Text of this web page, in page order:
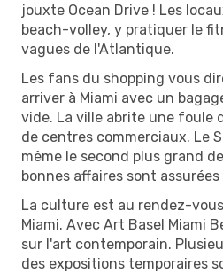
jouxte Ocean Drive ! Les
beach-volley, y pratiquer le
vagues de l'Atlantique.
Les fans du shopping vous
arriver à Miami avec un
vide. La ville abrite une foule
de centres commerciaux. Le
même le second plus grand
bonnes affaires sont assurées
La culture est au rendez-
Miami. Avec Art Basel Miami
sur l'art contemporain.
des expositions temporaires